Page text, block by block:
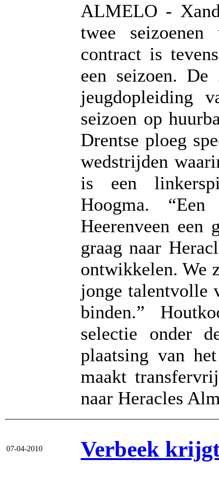
ALMELO -
twee
contract is
een seizoen.
jeugdopleiding
seizoen op
Drentse ploeg
wedstrijden
is een
Hoogma.
Heerenveen een
graag naar
ontwikkelen. We
jonge talentvolle
binden.”
selectie onder
plaatsing van
maakt
naar Heracles
07-04-2010 Verbeek